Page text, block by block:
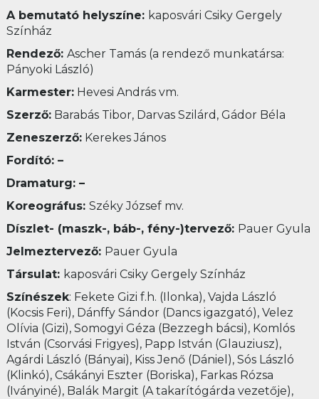
A bemutató helyszíne: kaposvári Csiky Gergely
Színház
Rendező: Ascher Tamás (a rendező munkatársa:
Pányoki László)
Karmester:Hevesi András vm.
Szerző:Barabás Tibor, Darvas Szilárd, Gádor Béla
Zeneszerző:Kerekes János
Fordító: –
Dramaturg:–
Koreográfus: Széky József mv.
Díszlet- (maszk-, báb-, fény-)tervező: Pauer Gyula
Jelmeztervező: Pauer Gyula
Társulat: kaposvári Csiky Gergely Színház
Színészek: Fekete Gizi f.h. (Ilonka), Vajda László
(Kocsis Feri), Dánffy Sándor (Dancs igazgató), Velez
Olívia (Gizi), Somogyi Géza (Bezzegh bácsi), Komlós
István (Csorvási Frigyes), Papp István (Glauziusz),
Agárdi László (Bányai), Kiss Jenő (Dániel), Sós László
(Klinkó), Csákányi Eszter (Boriska), Farkas Rózsa
(Iványiné), Balák Margit (A takarítógárda vezetője),